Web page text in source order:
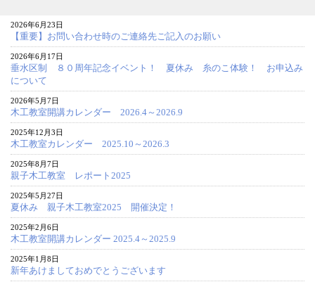
2026年6月23日
【重要】お問い合わせ時のご連絡先ご記入のお願い
2026年6月17日
垂水区制 ８０周年記念イベント！ 夏休み 糸のこ体験！ お申込み
について
2026年5月7日
木工教室開講カレンダー 2026.4～2026.9
2025年12月3日
木工教室カレンダー 2025.10～2026.3
2025年8月7日
親子木工教室 レポート2025
2025年5月27日
夏休み 親子木工教室2025 開催決定！
2025年2月6日
木工教室開講カレンダー 2025.4～2025.9
2025年1月8日
新年あけましておめでとうございます